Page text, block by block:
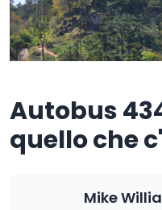
Autobus
quello che
Mike